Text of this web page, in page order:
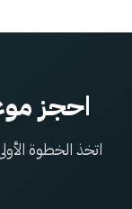
احجز
اتخذ الخطوة